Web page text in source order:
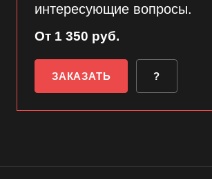
интересующие вопросы.
От 1 350 руб.
ЗАКАЗАТЬ ?